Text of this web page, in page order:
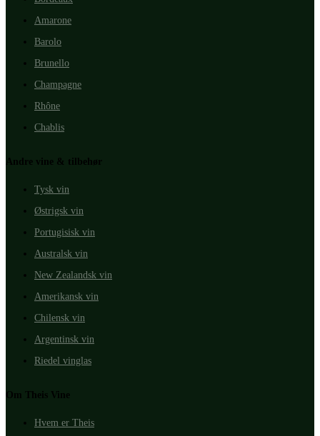
Amarone
Barolo
Brunello
Champagne
Rhône
Chablis
Andre vine & tilbehør
Tysk vin
Østrigsk vin
Portugisisk vin
Australsk vin
New Zealandsk vin
Amerikansk vin
Chilensk vin
Argentinsk vin
Riedel vinglas
Om Theis Vine
Hvem er Theis